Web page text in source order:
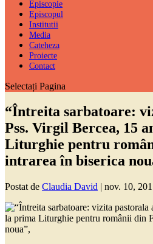
Episcopie
Episcopul
Institutii
Media
Cateheza
Proiecte
Contact
Selectați Pagina
“Întreita sarbatoare:
Pss. Virgil Bercea, 15
Liturghie pentru
intrarea în biserica
Postat de Claudia David | nov. 10,